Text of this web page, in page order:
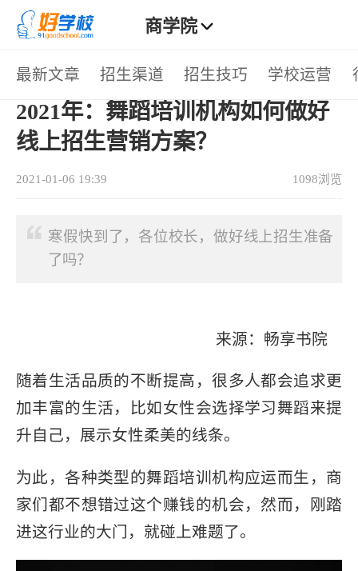
商学院
热门栏目
招生渠道 招生技巧 学校运营 行业动态
招生方案 招生途径 教育资讯 教育趋势
最新文章 招生渠道 招生技巧 学校运营
首页>招生技巧 > 正文
2021年：舞蹈培训机构如何做好
线上招生营销方案？
2021-01-06 19:39 1098浏览
寒假快到了，各位校长，做好线上招生准备
了吗？
来源：畅享书院
随着生活品质的不断提高，很多人都会追求更
加丰富的生活，比如女性会选择学习舞蹈来提
升自己，展示女性柔美的线条。
为此，各种类型的舞蹈培训机构应运而生，商
家们都不想错过这个赚钱的机会，然而，刚踏
进这行业的大门，就碰上难题了。